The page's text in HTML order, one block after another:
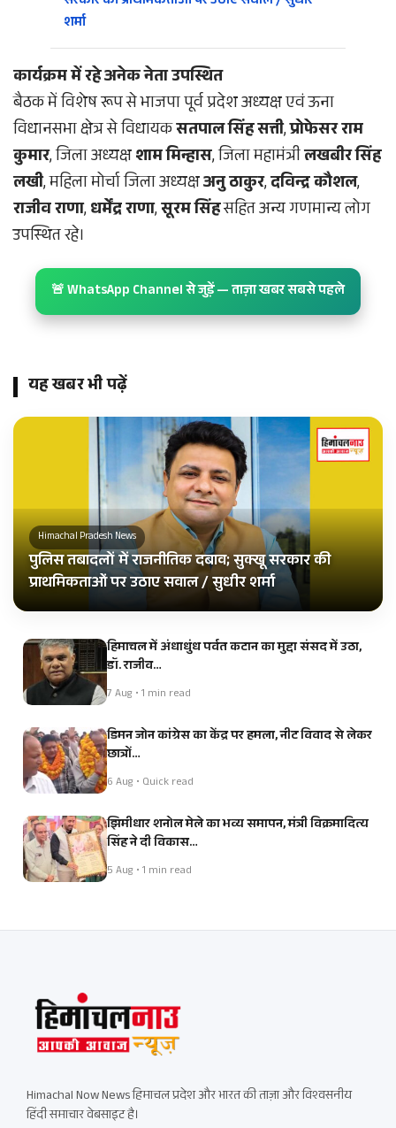
शर्मा
कार्यक्रम में रहे अनेक नेता उपस्थित
बैठक में विशेष रूप से भाजपा पूर्व प्रदेश अध्यक्ष एवं ऊना
विधानसभा क्षेत्र से विधायकसतपाल सिंह सत्ती,प्रोफेसर राम
कुमार, जिला अध्यक्षशाम मिन्हास, जिला महामंत्रीलखबीर सिंह
लखी, महिला मोर्चा जिला अध्यक्षअनु ठाकुर,दविन्द्र कौशल,
राजीव राणा, धर्मेंद्र राणा,सूरम सिंहसहित अन्य गणमान्य लोग
उपस्थित रहे।
🚨 WhatsApp Channel से जुड़ें — ताज़ा खबर सबसे पहले
यह खबर भी पढ़ें
Himachal Pradesh News
पुलिस तबादलों में राजनीतिक दबाव; सुक्खू सरकार की
प्राथमिकताओं पर उठाए सवाल / सुधीर शर्मा
हिमाचल में अंधाधुंध पर्वत कटान का मुद्दा संसद में उठा,
डॉ. राजीव…
7 Aug • 1 min read
डिमन जोन कांग्रेस का केंद्र पर हमला, नीट विवाद से लेकर
छात्रों…
6 Aug • Quick read
झिमीधार शनोल मेले का भव्य समापन, मंत्री विक्रमादित्य
सिंह ने दी विकास…
5 Aug • 1 min read
Himachal Now News हिमाचल प्रदेश और भारत की ताज़ा और विश्वसनीय
हिंदी समाचार वेबसाइट है।